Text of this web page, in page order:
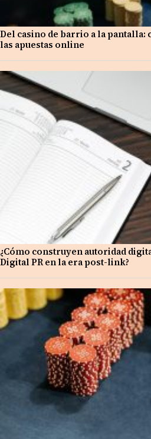
Del casino de barrio a la pantalla:
las apuestas online
¿Cómo construyen autoridad
Digital PR en la era post-link?